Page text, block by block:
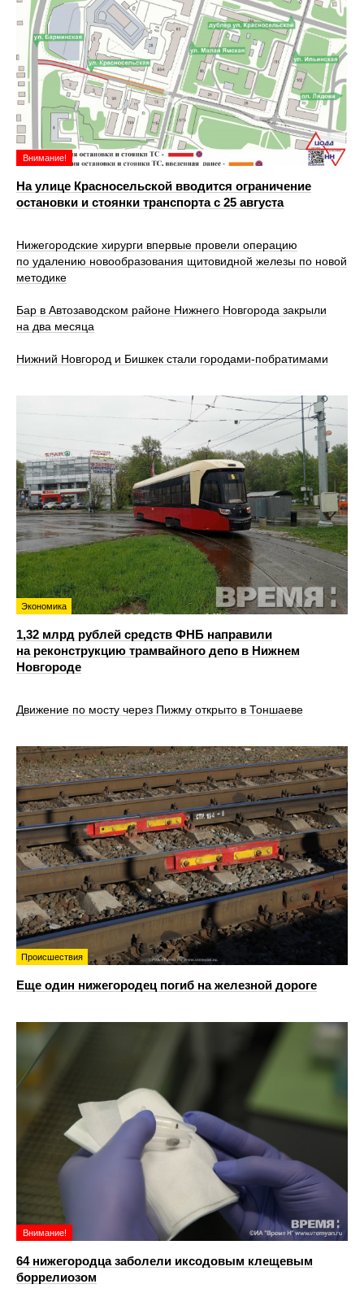
Внимание!
На улице Красносельской вводится ограничение
остановки и стоянки транспорта с 25 августа
Нижегородские хирурги впервые провели операцию
по удалению новообразования щитовидной железы по новой
методике
Бар в Автозаводском районе Нижнего Новгорода закрыли
на два месяца
Нижний Новгород и Бишкек стали городами-побратимами
Экономика
1,32 млрд рублей средств ФНБ направили
на реконструкцию трамвайного депо в Нижнем
Новгороде
Движение по мосту через Пижму открыто в Тоншаеве
Происшествия
Еще один нижегородец погиб на железной дороге
Внимание!
64 нижегородца заболели иксодовым клещевым
боррелиозом